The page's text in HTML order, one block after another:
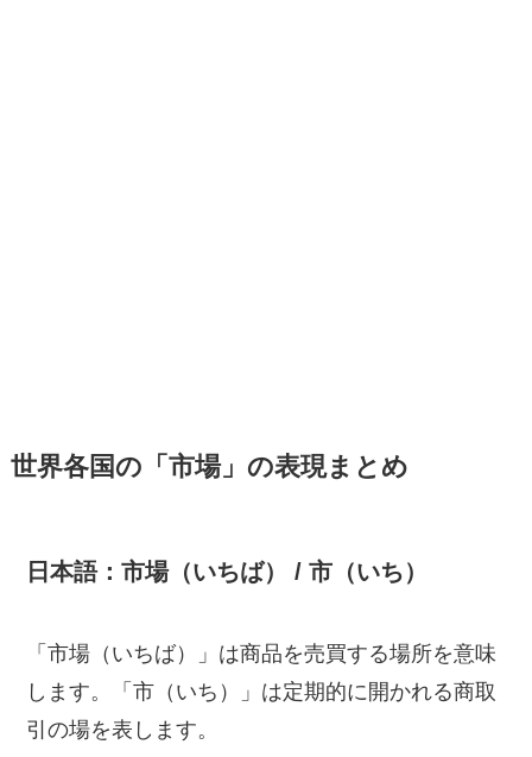
世界各国の「市場」の表現まとめ
日本語：市場（いちば） / 市（いち）
「市場（いちば）」は商品を売買する場所を意味
します。「市（いち）」は定期的に開かれる商取
引の場を表します。